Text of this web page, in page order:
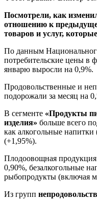
Посмотрели, как
отношению к
товаров и услуг,
По данным
потребительские цены в
январю выросли на 0,9%.
Продовольственные и
подорожали за месяц на
В сегменте «Продукты
изделия» больше всего
как алкогольные
(+1,95%).
Плодоовощная продукция
0,90%, безалкогольные
рыбопродукты (включая
Из групп